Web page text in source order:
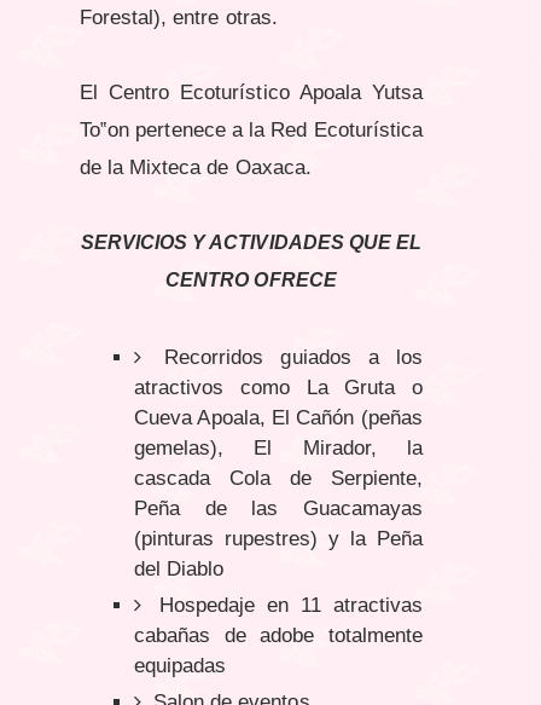
Forestal), entre otras.
El Centro Ecoturístico Apoala Yutsa
To‟on pertenece a la Red Ecoturística
de la Mixteca de Oaxaca.
SERVICIOS Y ACTIVIDADES QUE EL
CENTRO OFRECE
Recorridos guiados a los
atractivos como La Gruta o
Cueva Apoala, El Cañón (peñas
gemelas), El Mirador, la
cascada Cola de Serpiente,
Peña de las Guacamayas
(pinturas rupestres) y la Peña
del Diablo
Hospedaje en 11 atractivas
cabañas de adobe totalmente
equipadas